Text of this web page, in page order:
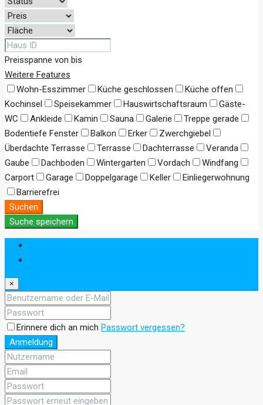
Preisspanne von bis
Weitere Features
Wohn-Esszimmer
Küche geschlossen
Küche offen
Kochinsel
Speisekammer Hauswirtschaftsraum
Gäste-
WC
Ankleide Kamin Sauna Galerie
Treppe gerade
Bodentiefe Fenster
Balkon Erker
Zwerchgiebel
Überdachte Terrasse
Terrasse Dachterrasse
Veranda
Gaube
Dachboden Wintergarten Vordach
Windfang
Carport
Garage Doppelgarage Keller
Einliegerwohnung
Barrierefrei
Suchen
Suche speichern
×
Erinnere dich an mich Passwort vergessen?
Anmeldung